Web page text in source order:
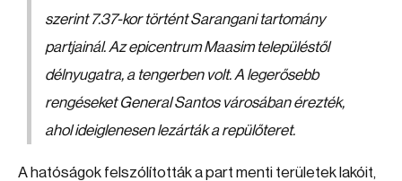
szerint 7.37-kor történt Sarangani tartomány
partjainál. Az epicentrum Maasim településtől
délnyugatra, a tengerben volt. A legerősebb
rengéseket General Santos városában érezték,
ahol ideiglenesen lezárták a repülőteret.
A hatóságok felszólították a part menti területek lakóit,